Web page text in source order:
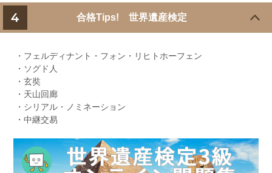
4 合格Tips! 世界遺産検定
・フェルディナント・フォン・リヒトホーフェン
・ソグド人
・玄奘
・天山回廊
・シリアル・ノミネーション
・中継交易